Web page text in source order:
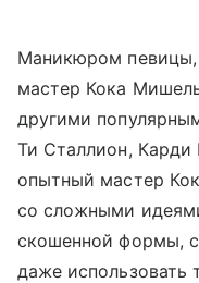
Маникюром певицы,
мастер Кока
другими
Ти Сталлион, Карди
опытный мастер
со сложными
скошенной формы,
даже использовать